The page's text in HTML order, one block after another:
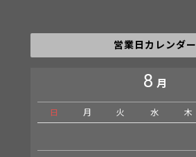
営業日カレンダー
8 月
日 月 火 水 木